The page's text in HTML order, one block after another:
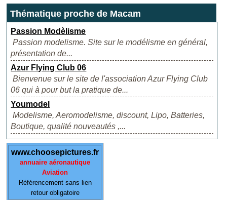
Thématique proche de Macam
Passion Modèlisme
Passion modelisme. Site sur le modélisme en général,
présentation de...
Azur Flying Club 06
Bienvenue sur le site de l'association Azur Flying Club
06 qui à pour but la pratique de...
Youmodel
Modelisme, Aeromodelisme, discount, Lipo, Batteries,
Boutique, qualité nouveautés ,...
www.choosepictures.fr
annuaire aéronautique
Aviation
Référencement sans lien
retour obligatoire